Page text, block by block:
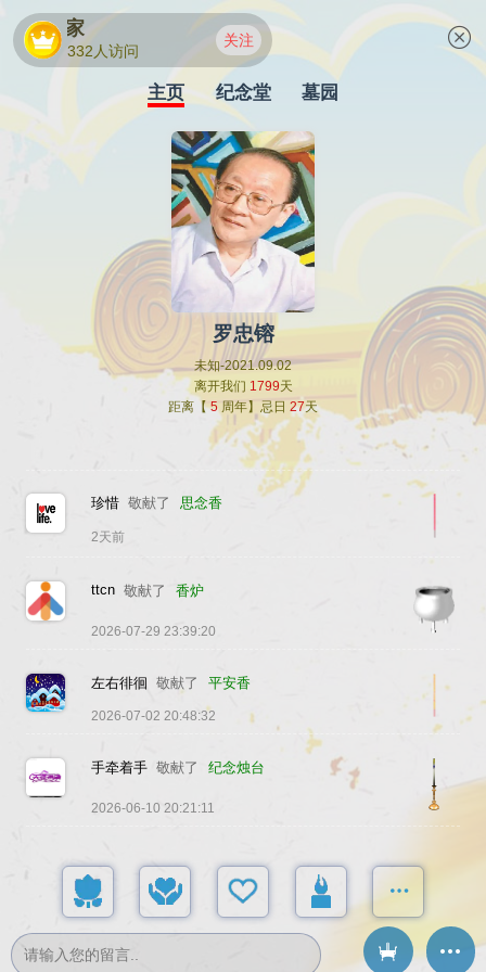
理论家
332人访问
关注
主页 纪念堂 墓园
罗忠镕
未知-2021.09.02
离开我们 1799天
距离【5周年】忌日 27天
珍惜 敬献了 思念香
2天前
ttcn 敬献了 香炉
2026-07-29 23:39:20
左右徘徊 敬献了 平安香
2026-07-02 20:48:32
手牵着手 敬献了 纪念烛台
2026-06-10 20:21:11